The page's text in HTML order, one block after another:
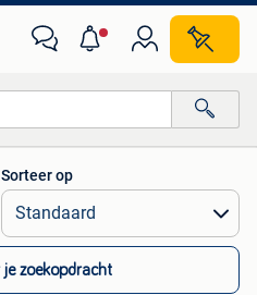
Sorteer op
je zoekopdracht